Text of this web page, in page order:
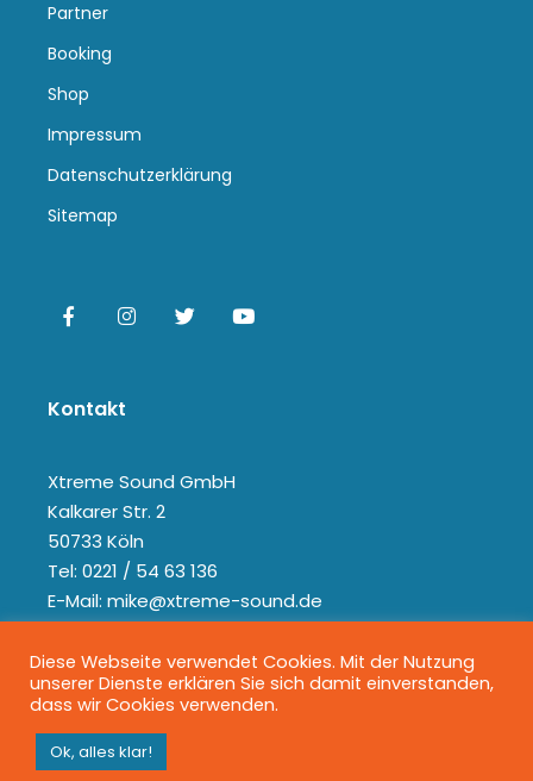
Partner
Booking
Shop
Impressum
Datenschutzerklärung
Sitemap
Kontakt
Xtreme Sound GmbH
Kalkarer Str. 2
50733 Köln
Tel: 0221 / 54 63 136
E-Mail: mike@xtreme-sound.de
Diese Webseite verwendet Cookies. Mit der Nutzung
unserer Dienste erklären Sie sich damit einverstanden,
dass wir Cookies verwenden.
Ok, alles klar!